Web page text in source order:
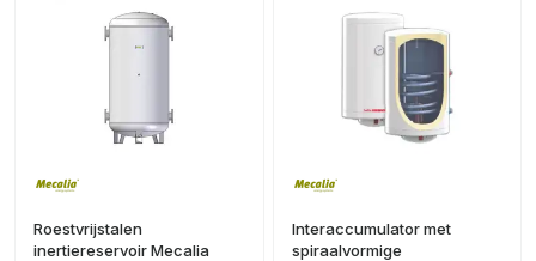
Roestvrijstalen
inertiereservoir Mecalia
Interaccumulator met
spiraalvormige